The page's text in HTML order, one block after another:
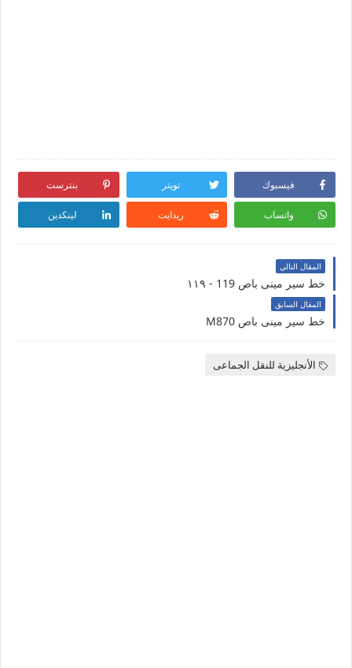
فيسبوك تويتر بنترست
واتساب ريدايت لينكدين
المقال التالي
خط سير مينى باص 119 - ١١٩
المقال السابق
خط سير مينى باص M870
الأنجليزية للنقل الجماعى